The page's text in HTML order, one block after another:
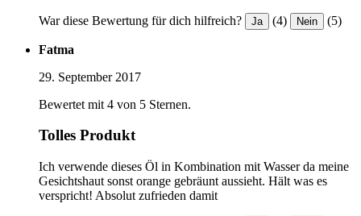
War diese Bewertung für dich hilfreich? Ja (4) Nein (5)
Fatma
29. September 2017
Bewertet mit 4 von 5 Sternen.
Tolles Produkt
Ich verwende dieses Öl in Kombination mit Wasser da meine
Gesichtshaut sonst orange gebräunt aussieht. Hält was es
verspricht! Absolut zufrieden damit